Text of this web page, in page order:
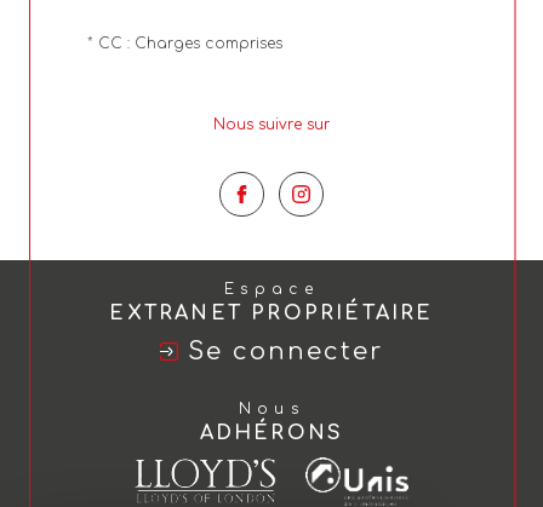
* CC : Charges comprises
Nous suivre sur
Espace
EXTRANET PROPRIÉTAIRE
Se connecter
Nous
ADHÉRONS